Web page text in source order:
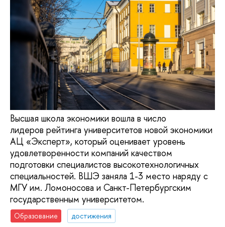
Высшая школа экономики вошла в число
лидеров рейтинга университетов новой экономики
АЦ «Эксперт», который оценивает уровень
удовлетворенности компаний качеством
подготовки специалистов высокотехнологичных
специальностей. ВШЭ заняла 1-3 место наряду с
МГУ им. Ломоносова и Санкт-Петербургским
государственным университетом.
Образование
достижения